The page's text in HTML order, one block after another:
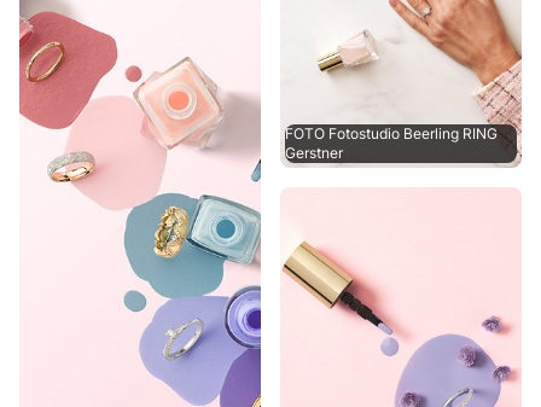
FOTO Fotostudio Beerling RING
Gerstner